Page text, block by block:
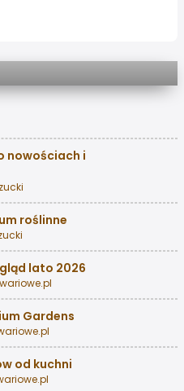
nowościach i
roślinne
lato 2026
Gardens
od kuchni